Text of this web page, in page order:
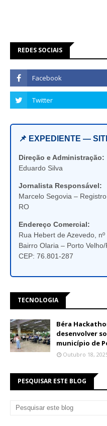
REDES SOCIAIS
📌 EXPEDIENTE —
Direção e Administração:
Eduardo Silva
Jornalista Responsável:
Marcelo Segovia –
RO
Endereço Comercial:
Rua Hebert de Azevedo, nº
Bairro Olaria – Porto Velho/
CEP: 76.801-287
TECNOLOGIA
Béra
desenvolver
município de
Outubro 18,
PESQUISAR ESTE BLOG